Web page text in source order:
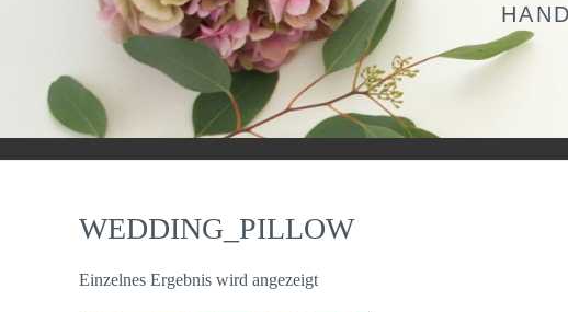
WEDDING_PILLOW
Einzelnes Ergebnis wird angezeigt